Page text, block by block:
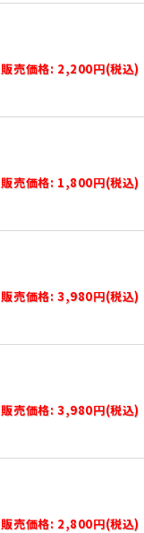
販売価格: 2,200円(税込)
販売価格: 1,800円(税込)
販売価格: 3,980円(税込)
販売価格: 3,980円(税込)
販売価格: 2,800円(税込)